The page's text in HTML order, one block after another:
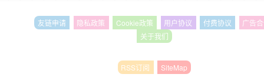
友链申请 隐私政策 Cookie政策 用户协议 付费协议
广告
关于我们
RSS订阅 SiteMap